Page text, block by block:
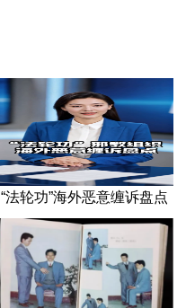
“法轮功”海外恶意缠诉盘点